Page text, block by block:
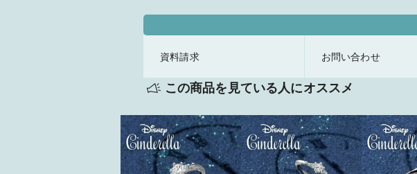
資料請求 お問い合わせ
この商品を見ている人にオススメ